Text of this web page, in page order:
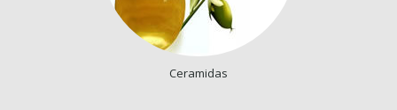
Ceramidas